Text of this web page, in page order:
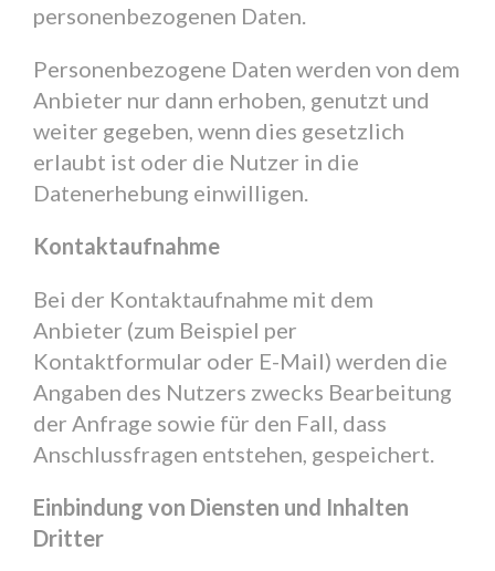
personenbezogenen Daten.
Personenbezogene Daten werden von dem
Anbieter nur dann erhoben, genutzt und
weiter gegeben, wenn dies gesetzlich
erlaubt ist oder die Nutzer in die
Datenerhebung einwilligen.
Kontaktaufnahme
Bei der Kontaktaufnahme mit dem
Anbieter (zum Beispiel per
Kontaktformular oder E-Mail) werden die
Angaben des Nutzers zwecks Bearbeitung
der Anfrage sowie für den Fall, dass
Anschlussfragen entstehen, gespeichert.
Einbindung von Diensten und Inhalten
Dritter